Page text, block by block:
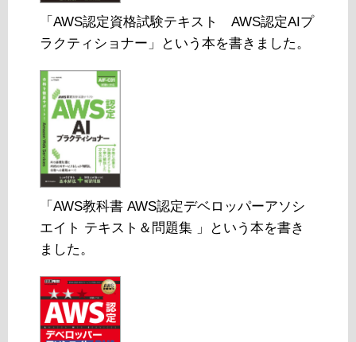
「AWS認定資格試験テキスト AWS認定AIプ
ラクティショナー」という本を書きました。
「AWS教科書 AWS認定デベロッパーアソシ
エイト テキスト＆問題集 」という本を書き
ました。